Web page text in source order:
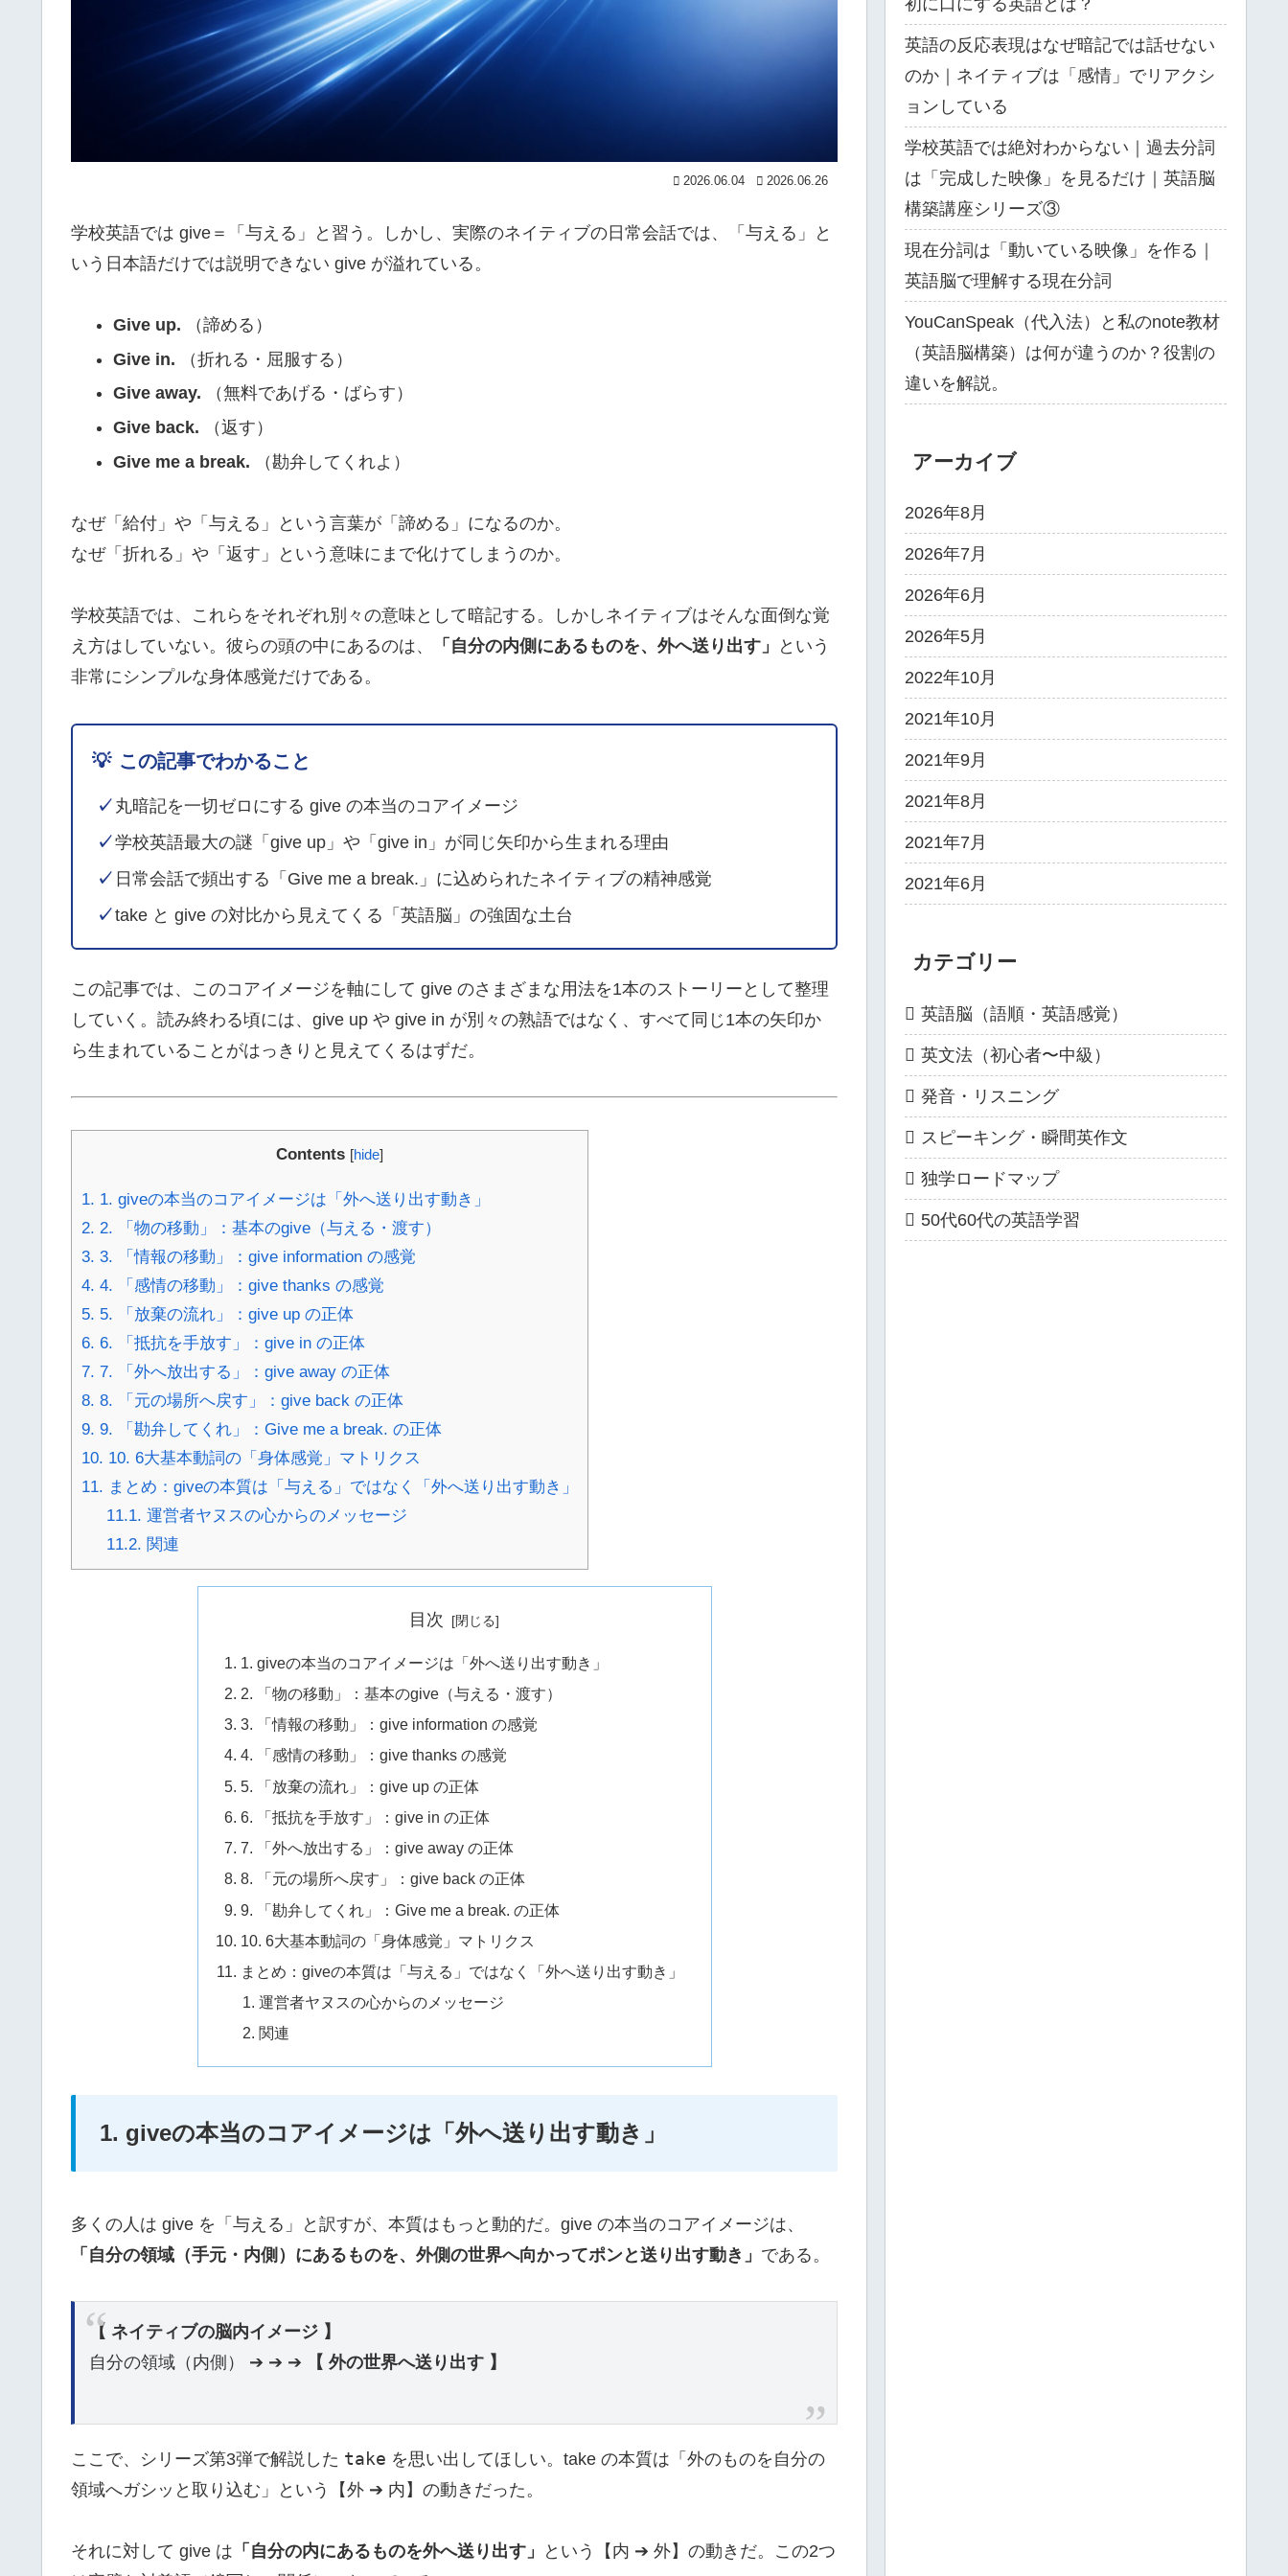
2026.06.04 2026.06.26
学校英語では give＝「与える」と習う。しかし、実際のネイティブの日常会話では、「与える」と
いう日本語だけでは説明できない give が溢れている。
Give up. （諦める）
Give in. （折れる・屈服する）
Give away. （無料であげる・ばらす）
Give back. （返す）
Give me a break. （勘弁してくれよ）
なぜ「給付」や「与える」という言葉が「諦める」になるのか。
なぜ「折れる」や「返す」という意味にまで化けてしまうのか。
学校英語では、これらをそれぞれ別々の意味として暗記する。しかしネイティブはそんな面倒な覚
え方はしていない。彼らの頭の中にあるのは、
「自分の内側にあるものを、外へ送り出す」
という
非常にシンプルな身体感覚だけである。
💡 この記事でわかること
✓ 丸暗記を一切ゼロにする give の本当のコアイメージ
✓学校英語最大の謎「give up」や「give in」が同じ矢印から生まれる理由
✓ 日常会話で頻出する「Give me a break.」に込められたネイティブの精神感覚
✓take と give の対比から見えてくる「英語脳」の強固な土台
この記事では、このコアイメージを軸にして give のさまざまな用法を1本のストーリーとして整理
していく。読み終わる頃には、give up や give in が別々の熟語ではなく、すべて同じ1本の矢印か
ら生まれていることがはっきりと見えてくるはずだ。
Contents [hide]
1. 1. giveの本当のコアイメージは「外へ送り出す動き」
2. 2. 「物の移動」：基本のgive（与える・渡す）
3. 3. 「情報の移動」：give information の感覚
4. 4. 「感情の移動」：give thanks の感覚
5. 5. 「放棄の流れ」：give up の正体
6. 6. 「抵抗を手放す」：give in の正体
7. 7. 「外へ放出する」：give away の正体
8. 8. 「元の場所へ戻す」：give back の正体
9. 9. 「勘弁してくれ」：Give me a break. の正体
10. 10. 6大基本動詞の「身体感覚」マトリクス
11. まとめ：giveの本質は「与える」ではなく「外へ送り出す動き」
11.1. 運営者ヤヌスの心からのメッセージ
11.2. 関連
目次
1. giveの本当のコアイメージは「外へ送り出す動き」
2. 「物の移動」：基本のgive（与える・渡す）
3. 「情報の移動」：give information の感覚
4. 「感情の移動」：give thanks の感覚
5. 「放棄の流れ」：give up の正体
6. 「抵抗を手放す」：give in の正体
7. 「外へ放出する」：give away の正体
8. 「元の場所へ戻す」：give back の正体
9. 「勘弁してくれ」：Give me a break. の正体
10. 6大基本動詞の「身体感覚」マトリクス
まとめ：giveの本質は「与える」ではなく「外へ送り出す動き」
運営者ヤヌスの心からのメッセージ
関連
1. giveの本当のコアイメージは「外へ送り出す動き」
多くの人は give を「与える」と訳すが、本質はもっと動的だ。give の本当のコアイメージは、
「自分の領域（手元・内側）にあるものを、外側の世界へ向かってポンと送り出す動き」 である。
【 ネイティブの脳内イメージ 】
自分の領域（内側） ➔ ➔ ➔
【 外の世界へ送り出す 】
ここで、シリーズ第3弾で解説した take を思い出してほしい。take の本質は「外のものを自分の
領域へガシッと取り込む」という【外 ➔ 内】の動きだった。
それに対して give は 「自分の内にあるものを外へ送り出す」
という【内 ➔ 外】の動きだ。この2つ
英語の反応表現はなぜ暗記では話せない
のか｜ネイティブは「感情」でリアクシ
ョンしている
​学校英語では絶対わからない｜過去分詞
は「完成した映像」を見るだけ｜英語脳
構築講座シリーズ③
現在分詞は「動いている映像」を作る｜
英語脳で理解する現在分詞
YouCanSpeak（代入法）と私のnote教材
（英語脳構築）は何が違うのか？役割の
違いを解説。
アーカイブ
2026年8月
2026年7月
2026年6月
2026年5月
2022年10月
2021年10月
2021年9月
2021年8月
2021年7月
2021年6月
カテゴリー
英語脳（語順・英語感覚）
英文法（初心者〜中級）
発音・リスニング
スピーキング・瞬間英作文
独学ロードマップ
50代60代の英語学習